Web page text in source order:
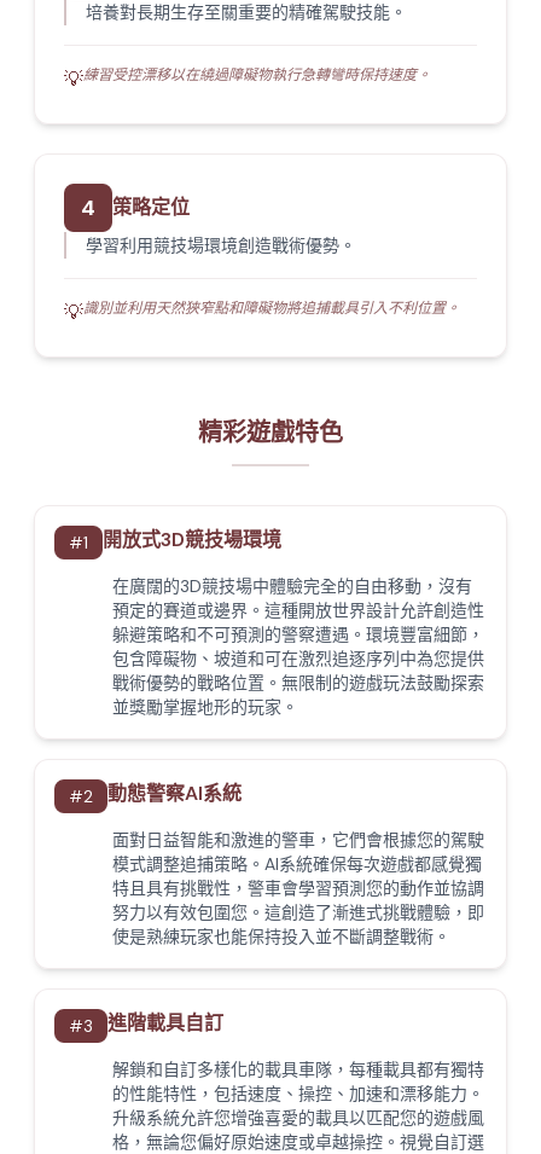
培養對長期生存至關重要的精確駕駛技能。
💡練習受控漂移以在繞過障礙物執行急轉彎時保持速度。
4 策略定位
學習利用競技場環境創造戰術優勢。
💡識別並利用天然狹窄點和障礙物將追捕載具引入不利位置。
精彩遊戲特色
#1 開放式3D競技場環境
在廣闊的3D競技場中體驗完全的自由移動，沒有
預定的賽道或邊界。這種開放世界設計允許創造性
躲避策略和不可預測的警察遭遇。環境豐富細節，
包含障礙物、坡道和可在激烈追逐序列中為您提供
戰術優勢的戰略位置。無限制的遊戲玩法鼓勵探索
並獎勵掌握地形的玩家。
#2 動態警察AI系統
面對日益智能和激進的警車，它們會根據您的駕駛
模式調整追捕策略。AI系統確保每次遊戲都感覺獨
特且具有挑戰性，警車會學習預測您的動作並協調
努力以有效包圍您。這創造了漸進式挑戰體驗，即
使是熟練玩家也能保持投入並不斷調整戰術。
#3 進階載具自訂
解鎖和自訂多樣化的載具車隊，每種載具都有獨特
的性能特性，包括速度、操控、加速和漂移能力。
升級系統允許您增強喜愛的載具以匹配您的遊戲風
格，無論您偏好原始速度或卓越操控。視覺自訂選